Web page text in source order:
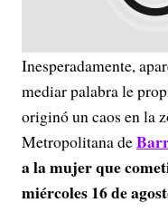
Inesperadamente,
mediar palabra le
originó un caos en la
Metropolitana de
a la mujer que
miércoles 16 de